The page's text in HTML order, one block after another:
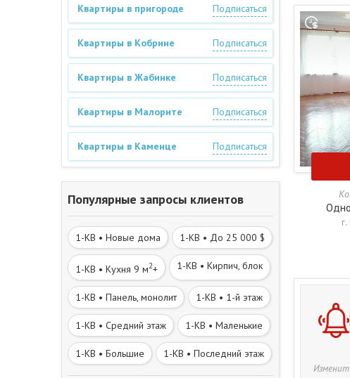
Квартиры в пригороде Подписаться
Квартиры в Кобрине Подписаться
Квартиры в Жабинке Подписаться
Квартиры в Малорите Подписаться
Квартиры в Каменце Подписаться
Популярные запросы клиентов
1-КВ • Новые дома 1-КВ • До 25 000 $
1-КВ • Кухня 9 м2+ 1-КВ • Кирпич, блок
1-КВ • Панель, монолит 1-КВ • 1-й этаж
1-КВ • Средний этаж 1-КВ • Маленькие
1-КВ • Большие 1-КВ • Последний этаж